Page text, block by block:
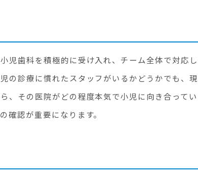
児歯科を積極的に受け入れ、チーム全体で対応
の診療に慣れたスタッフがいるかどうかでも、
、その医院がどの程度本気で小児に向き合って
確認が重要になります。